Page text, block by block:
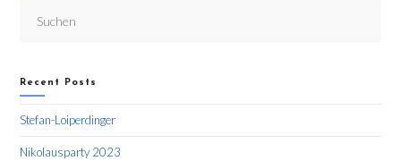
Recent Posts
Stefan-Loiperdinger
Nikolausparty 2023